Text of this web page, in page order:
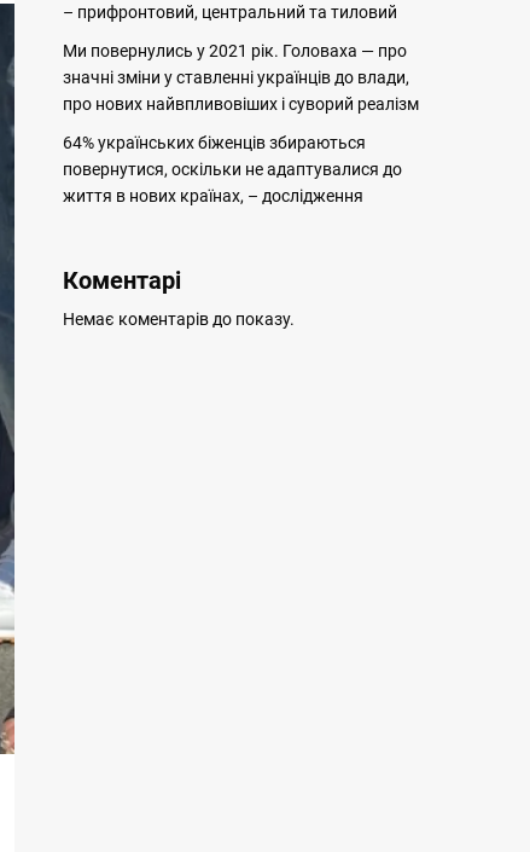
– прифронтовий, центральний та тиловий
Ми повернулись у 2021 рік. Головаха — про
значні зміни у ставленні українців до влади,
про нових найвпливовіших і суворий реалізм
64% українських біженців збираються
повернутися, оскільки не адаптувалися до
життя в нових країнах, – дослідження
Коментарі
Немає коментарів до показу.